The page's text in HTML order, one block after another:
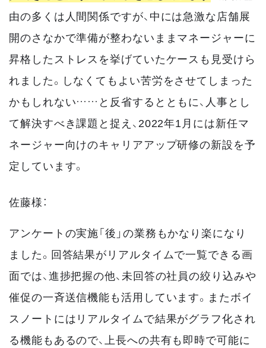
由の多くは人間関係ですが、中には急激な店舗展
開のさなかで準備が整わないままマネージャーに
昇格したストレスを挙げていたケースも見受けら
れました。しなくてもよい苦労をさせてしまった
かもしれない……と反省するとともに、人事とし
て解決すべき課題と捉え、2022年1月には新任マ
ネージャー向けのキャリアアップ研修の新設を予
定しています。
佐藤様：
アンケートの実施「後」の業務もかなり楽になり
ました。回答結果がリアルタイムで一覧できる画
面では、進捗把握の他、未回答の社員の絞り込みや
催促の一斉送信機能も活用しています。またボイ
スノートにはリアルタイムで結果がグラフ化され
る機能もあるので、上長への共有も即時で可能に